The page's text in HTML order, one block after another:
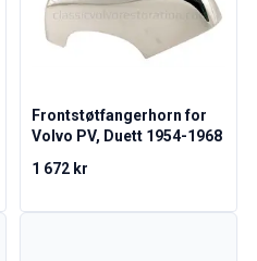
Frontstøtfangerhorn for
Volvo PV, Duett 1954-1968
1 672 kr